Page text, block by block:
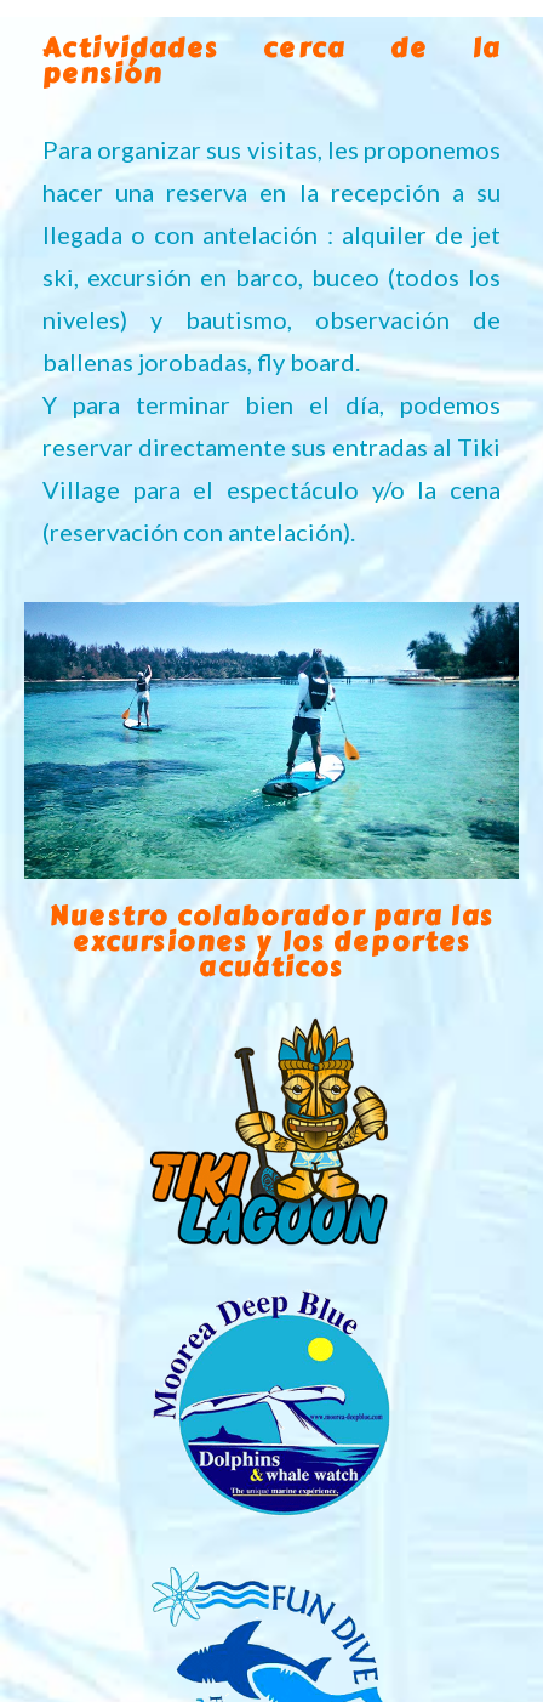
Actividades cerca de la
pensión
Para organizar sus visitas, les proponemos
hacer una reserva en la recepción a su
llegada o con antelación : alquiler de jet
ski, excursión en barco, buceo (todos los
niveles) y bautismo, observación de
ballenas jorobadas, fly board.
Y para terminar bien el día, podemos
reservar directamente sus entradas al Tiki
Village para el espectáculo y/o la cena
(reservación con antelación).
Nuestro colaborador para las
excursiones y los deportes
acuáticos